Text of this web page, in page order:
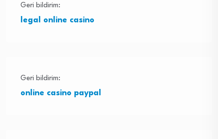
Geri bildirim:
legal online casino
Geri bildirim:
online casino paypal